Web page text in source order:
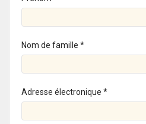
Nom de famille *
Adresse électronique *